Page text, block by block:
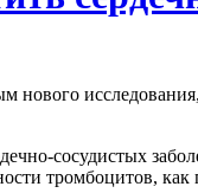
нового
сосудистых
тромбоцитов,